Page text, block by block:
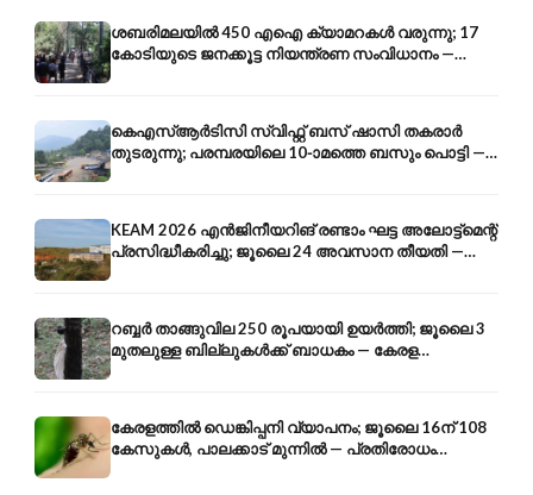
ശബരിമലയിൽ 450 എഐ ക്യാമറകൾ വരുന്നു; 17
കോടിയുടെ ജനക്കൂട്ട നിയന്ത്രണ സംവിധാനം —
എരുമേലി മുതൽ പമ്പ വരെ
കെഎസ്ആർടിസി സ്വിഫ്റ്റ് ബസ് ഷാസി തകരാർ
തുടരുന്നു; പരമ്പരയിലെ 10-ാമത്തെ ബസും പൊട്ടി —
സുരക്ഷാ ആശങ്ക
KEAM 2026 എൻജിനീയറിങ് രണ്ടാം ഘട്ട അലോട്ട്മെന്റ്
പ്രസിദ്ധീകരിച്ചു; ജൂലൈ 24 അവസാന തീയതി —
അറിയേണ്ടതെല്ലാം
റബ്ബർ താങ്ങുവില 250 രൂപയായി ഉയർത്തി; ജൂലൈ 3
മുതലുള്ള ബില്ലുകൾക്ക് ബാധകം — കേരള
കർഷകർക്ക് ആശ്വാസം
കേരളത്തിൽ ഡെങ്കിപ്പനി വ്യാപനം; ജൂലൈ 16ന് 108
കേസുകൾ, പാലക്കാട് മുന്നിൽ — പ്രതിരോധം
എങ്ങനെ?